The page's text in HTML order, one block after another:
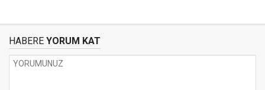
HABERE YORUM KAT